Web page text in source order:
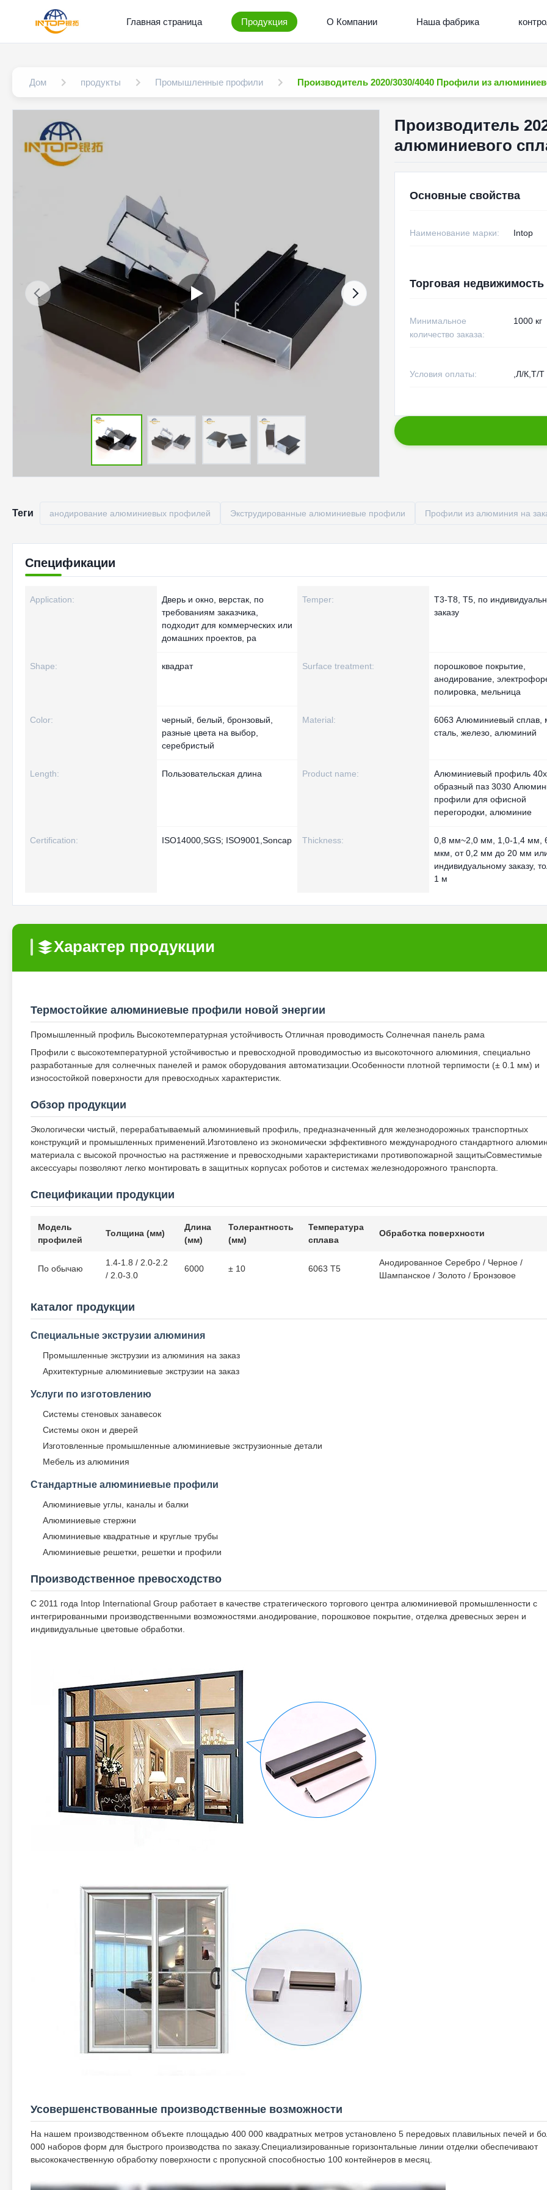
Главная страница Продукция О Компании Наша фабрика
Дом продукты Промышленные профили Производитель 2020/3030/4040 Профили из
Производитель
алюминиевого
Основные свойства
Наименование марки: Intop
Торговая недвижимость
Минимальное
количество заказа:
1000 кг
Условия оплаты: ,Л/К,Т/Т
Теги анодирование алюминиевых профилей Экструдированные алюминиевые профили Профили из алюминия на
Спецификации
Application:
Дверь и окно, верстак, по
требованиям заказчика,
подходит для коммерческих или
домашних проектов, ра
Temper:
Т3-Т8, Т5, по
заказу
Shape: квадрат Surface treatment:
порошковое покрытие,
анодирование,
полировка, мельница
Color:
черный, белый, бронзовый,
разные цвета на выбор,
серебристый
Material:
6063 Алюминиевый сплав,
сталь, железо, алюминий
Length: Пользовательская длина Product name:
Алюминиевый профиль
образный паз 3030
профили для офисной
перегородки, алюминие
Certification: ISO14000,SGS; ISO9001,Soncap Thickness:
0,8 мм~2,0 мм, 1,0-1,4 мм,
мкм, от 0,2 мм до 20 мм
индивидуальному заказу,
1 м
Характер продукции
Термостойкие алюминиевые профили новой энергии
Промышленный профиль Высокотемпературная устойчивость Отличная проводимость Солнечная панель рама
Профили с высокотемпературной устойчивостью и превосходной проводимостью из высокоточного алюминия, специально
разработанные для солнечных панелей и рамок оборудования автоматизации.Особенности плотной терпимости (± 0.1 мм) и
износостойкой поверхности для превосходных характеристик.
Обзор продукции
Экологически чистый, перерабатываемый алюминиевый профиль, предназначенный для железнодорожных транспортных
конструкций и промышленных применений.Изготовлено из экономически эффективного международного стандартного
материала с высокой прочностью на растяжение и превосходными характеристиками противопожарной защитыСовместимые
аксессуары позволяют легко монтировать в защитных корпусах роботов и системах железнодорожного транспорта.
Спецификации продукции
Модель
профилей
Толщина (мм)
Длина
(мм)
Толерантность
(мм)
Температура
сплава
Обработка поверхности
По обычаю
1.4-1.8 / 2.0-2.2
/ 2.0-3.0
6000 ± 10 6063 T5
Анодированное Серебро / Черное /
Шампанское / Золото / Бронзовое
Каталог продукции
Специальные экструзии алюминия
Промышленные экструзии из алюминия на заказ
Архитектурные алюминиевые экструзии на заказ
Услуги по изготовлению
Системы стеновых занавесок
Системы окон и дверей
Изготовленные промышленные алюминиевые экструзионные детали
Мебель из алюминия
Стандартные алюминиевые профили
Алюминиевые углы, каналы и балки
Алюминиевые стержни
Алюминиевые квадратные и круглые трубы
Алюминиевые решетки, решетки и профили
Производственное превосходство
С 2011 года Intop International Group работает в качестве стратегического торгового центра алюминиевой промышленности с
интегрированными производственными возможностями.анодирование, порошковое покрытие, отделка древесных зерен и
индивидуальные цветовые обработки.
Усовершенствованные производственные возможности
На нашем производственном объекте площадью 400 000 квадратных метров установлено 5 передовых плавильных печей и
000 наборов форм для быстрого производства по заказу.Специализированные горизонтальные линии отделки обеспечивают
высококачественную обработку поверхности с пропускной способностью 100 контейнеров в месяц.